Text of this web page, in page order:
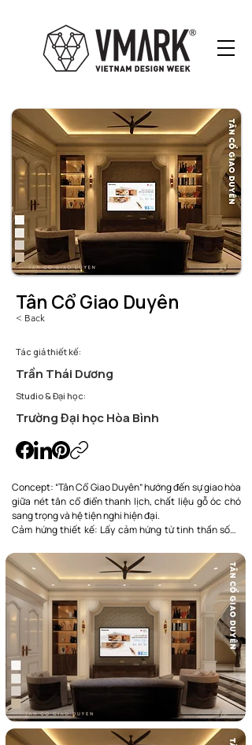
Tân Cổ Giao Duyên
< Back
Tác giả thiết kế:
Trần Thái Dương
Studio & Đại học:
Trường Đại học Hòa Bình
Concept: “Tân Cổ Giao Duyên” hướng đến sự giao hòa
giữa nét tân cổ điển thanh lịch, chất liệu gỗ óc chó
sang trọng và hệ tiện nghi hiện đại.
Cảm hứng thiết kế: Lấy cảm hứng từ tinh thần sống
và bố cục mở để tạo nên không gian gần gũi, tinh tế.
Kết nối cá nhân & toàn mỹ: Không gian được thiết kế
để vừa đáp ứng thẩm mỹ sang trọng, vừa phục vụ nhịp
sống tiện nghi, thoải mái của gia chủ.